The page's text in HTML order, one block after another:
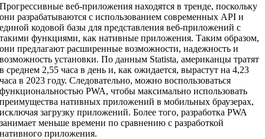
Прогрессивные веб-приложения находятся в тренде, поскольку
они разрабатываются с использованием современных API и
единой кодовой базы для представления веб-приложений с
такими функциями, как нативные приложения. Таким образом,
они предлагают расширенные возможности, надежность и
возможность установки. По данным Statista, американцы тратят
в среднем 2,55 часа в день и, как ожидается, вырастут на 4,23
часа в 2023 году. Следовательно, можно воспользоваться
функциональностью PWA, чтобы максимально использовать
преимущества нативных приложений в мобильных браузерах,
исключая загрузку приложений. Более того, разработка PWA
занимает меньше времени по сравнению с разработкой
нативного приложения.